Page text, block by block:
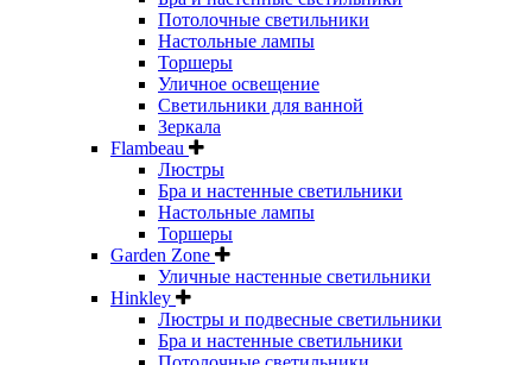
Потолочные светильники
Настольные лампы
Торшеры
Уличное освещение
Светильники для ванной
Зеркала
Flambeau
Люстры
Бра и настенные светильники
Настольные лампы
Торшеры
Garden Zone
Уличные настенные светильники
Hinkley
Люстры и подвесные светильники
Бра и настенные светильники